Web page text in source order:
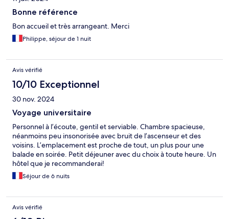
Bonne référence
Bon accueil et très arrangeant. Merci
Philippe, séjour de 1 nuit
Avis vérifié
10/10 Exceptionnel
30 nov. 2024
Voyage universitaire
Personnel à l’écoute, gentil et serviable. Chambre spacieuse,
néanmoins peu insonorisée avec bruit de l’ascenseur et des
voisins. L’emplacement est proche de tout, un plus pour une
balade en soirée. Petit déjeuner avec du choix à toute heure. Un
hôtel que je recommanderai!
Séjour de 6 nuits
Avis vérifié